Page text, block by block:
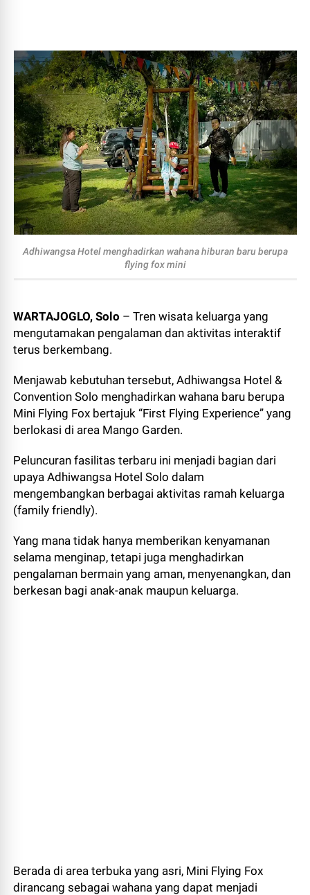
Adhiwangsa Hotel menghadirkan wahana hiburan baru berupa
flying fox mini
WARTAJOGLO, Solo – Tren wisata keluarga yang
mengutamakan pengalaman dan aktivitas interaktif
terus berkembang.
Menjawab kebutuhan tersebut, Adhiwangsa Hotel &
Convention Solo menghadirkan wahana baru berupa
Mini Flying Fox bertajuk “First Flying Experience” yang
berlokasi di area Mango Garden.
Peluncuran fasilitas terbaru ini menjadi bagian dari
upaya Adhiwangsa Hotel Solo dalam
mengembangkan berbagai aktivitas ramah keluarga
(family friendly).
Yang mana tidak hanya memberikan kenyamanan
selama menginap, tetapi juga menghadirkan
pengalaman bermain yang aman, menyenangkan, dan
berkesan bagi anak-anak maupun keluarga.
Berada di area terbuka yang asri, Mini Flying Fox
dirancang sebagai wahana yang dapat menjadi